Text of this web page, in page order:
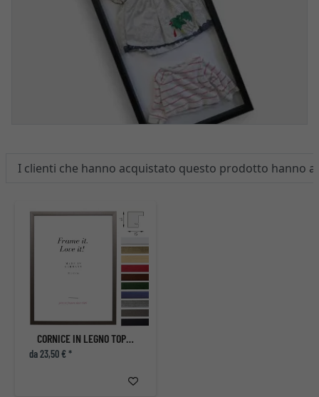
I clienti che hanno acquistato questo prodotto hanno
da 23,50 € *